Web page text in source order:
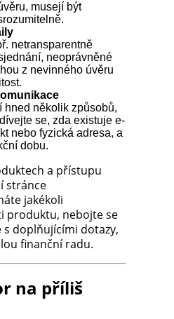
musejí být
netransparentně
neoprávněné
z nevinného úvěru
hned několik způsobů,
se, zda existuje e-
nebo fyzická adresa, a
dobu.
a přístupu
stránce
jakékoli
produktu, nebojte se
doplňujícími dotazy,
finanční radu.
na příliš